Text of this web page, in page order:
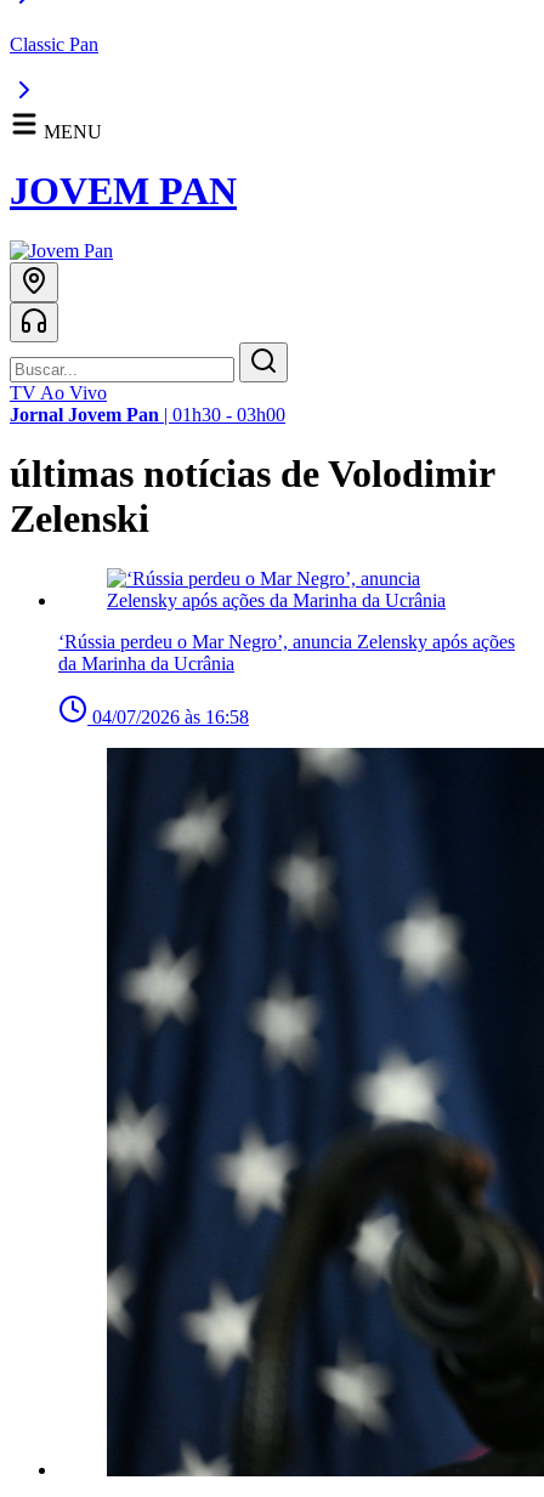
Classic Pan
MENU
JOVEM PAN
TV Ao Vivo
Jornal Jovem Pan | 01h30 - 03h00
últimas notícias de Volodimir
Zelenski
‘Rússia perdeu o Mar Negro’, anuncia Zelensky após ações
da Marinha da Ucrânia
04/07/2026 às 16:58